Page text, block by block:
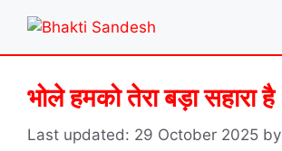
content
भोले हमको तेरा बड़ा सहारा है
29 October 2025 by